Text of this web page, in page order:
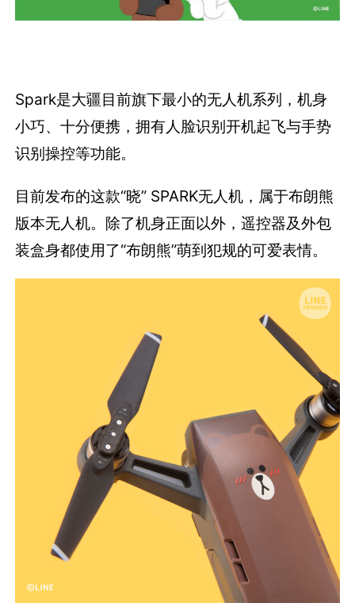
Spark是大疆目前旗下最小的无人机系列，机身
小巧、十分便携，拥有人脸识别开机起飞与手势
识别操控等功能。
目前发布的这款“晓” SPARK无人机，属于布朗熊
版本无人机。除了机身正面以外，遥控器及外包
装盒身都使用了“布朗熊”萌到犯规的可爱表情。